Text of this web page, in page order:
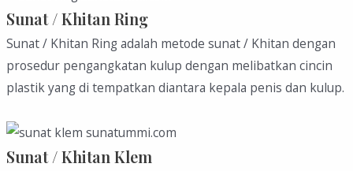
Sunat / Khitan Ring
Sunat / Khitan Ring adalah metode sunat / Khitan dengan
prosedur pengangkatan kulup dengan melibatkan cincin
plastik yang di tempatkan diantara kepala penis dan kulup.
Sunat / Khitan Klem